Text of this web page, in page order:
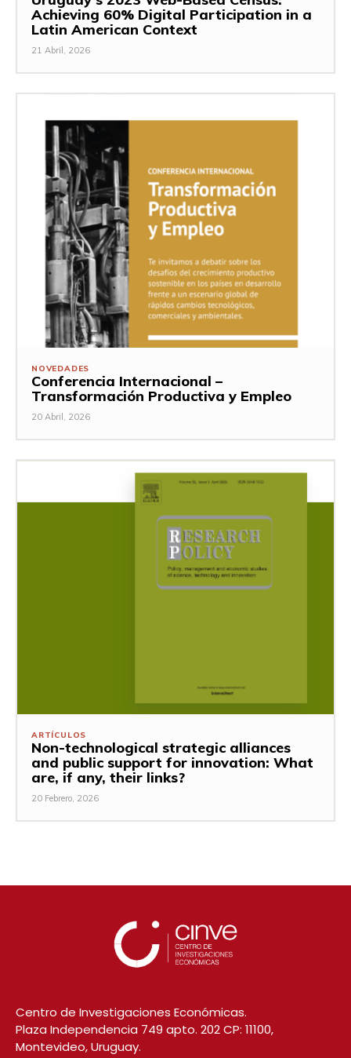
Achieving 60% Digital Participation in a
Latin American Context
21 Abril, 2026
NOVEDADES
Conferencia Internacional –
Transformación Productiva y Empleo
20 Abril, 2026
ARTÍCULOS
Non-technological strategic alliances
and public support for innovation: What
are, if any, their links?
20 Febrero, 2026
Centro de Investigaciones Económicas.
Plaza Independencia 749 apto. 202 CP: 11100,
Montevideo, Uruguay.